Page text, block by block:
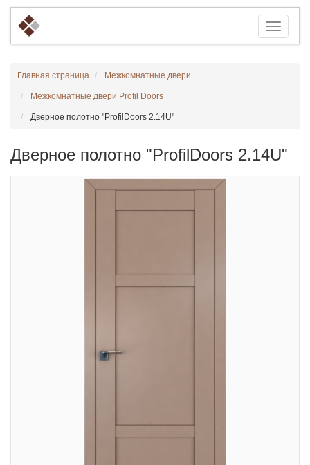
Главная страница Межкомнатные двери
Межкомнатные двери Profil Doors
Дверное полотно "ProfilDoors 2.14U"
Дверное полотно "ProfilDoors 2.14U"